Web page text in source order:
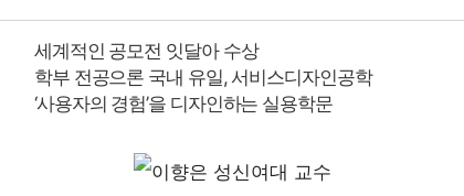
세계적인 공모전 잇달아 수상
학부 전공으론 국내 유일, 서비스디자인공학
‘사용자의 경험’을 디자인하는 실용학문